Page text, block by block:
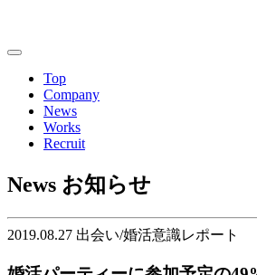
Top
Company
News
Works
Recruit
News お知らせ
2019.08.27 出会い/婚活意識レポート